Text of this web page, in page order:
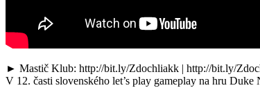
► Mastič Klub: http://bit.ly/Zdochliakk | http://bit.ly/
V 12. časti slovenského let’s play gameplay na hru